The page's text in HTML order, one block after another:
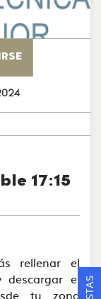
17:15
rellenar el
el
tu zona